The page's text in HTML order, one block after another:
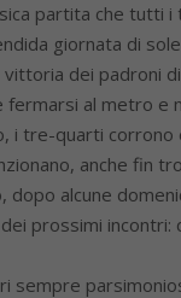
partita che tutti
giornata di
vittoria dei padroni
fermarsi al metro e
i tre-quarti corrono
anche fin
dopo alcune
prossimi
sempre